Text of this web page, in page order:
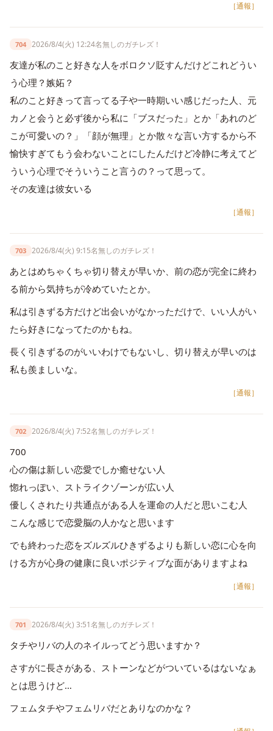
［通報］
704 2026/8/4(火) 12:24名無しのガチレズ！
友達が私のこと好きな人をボロクソ貶すんだけどこれどうい
う心理？嫉妬？
私のこと好きって言ってる子や一時期いい感じだった人、元
カノと会うと必ず後から私に「ブスだった」とか「あれのど
こが可愛いの？」「顔が無理」とか散々な言い方するから不
愉快すぎてもう会わないことにしたんだけど冷静に考えてど
ういう心理でそういうこと言うの？って思って。
その友達は彼女いる
［通報］
703 2026/8/4(火) 9:15名無しのガチレズ！
あとはめちゃくちゃ切り替えが早いか、前の恋が完全に終わ
る前から気持ちが冷めていたとか。
私は引きずる方だけど出会いがなかっただけで、いい人がい
たら好きになってたのかもね。
長く引きずるのがいいわけでもないし、切り替えが早いのは
私も羨ましいな。
［通報］
702 2026/8/4(火) 7:52名無しのガチレズ！
700
心の傷は新しい恋愛でしか癒せない人
惚れっぽい、ストライクゾーンが広い人
優しくされたり共通点がある人を運命の人だと思いこむ人
こんな感じで恋愛脳の人かなと思います
でも終わった恋をズルズルひきずるよりも新しい恋に心を向
ける方が心身の健康に良いポジティブな面がありますよね
［通報］
701 2026/8/4(火) 3:51名無しのガチレズ！
タチやリバの人のネイルってどう思いますか？
さすがに長さがある、ストーンなどがついているはないなぁ
とは思うけど…
フェムタチやフェムリバだとありなのかな？